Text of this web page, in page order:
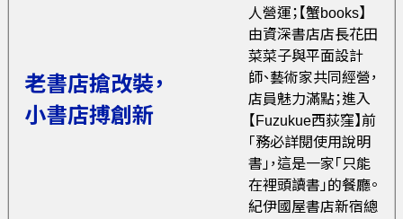
老書店搶改裝，
小書店搏創新
人營運；【蟹books】
由資深書店店長花田
菜菜子與平面設計
師、藝術家共同經營，
店員魅力滿點；進入
【Fuzukue西荻窪】前
「務必詳閱使用說明
書」，這是一家「只能
在裡頭讀書」的餐廳。
紀伊國屋書店新宿總